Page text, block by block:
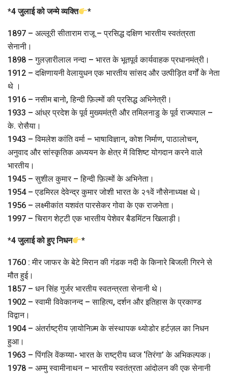
*4 जुलाई को जन्मे व्यक्ति *
1897 – अल्लूरी सीताराम राजू – प्रसिद्ध दक्षिण भारतीय स्वतंत्रता
सेनानी।
1898 – गुलज़ारीलाल नन्दा – भारत के भूतपूर्व कार्यवाहक प्रधानमंत्री।
1912 – दक्षिणायनी वेलायुधन एक भारतीय सांसद और उत्पीड़ित वर्गों के नेता
थे ।
1916 – नसीम बानो, हिन्दी फ़िल्मों की प्रसिद्ध अभिनेत्री।
1933 – आंध्र प्रदेश के पूर्व मुख्यमंत्री और तमिलनाडु के पूर्व राज्यपाल –
के. रोसैया।
1943 – विमलेश कांति वर्मा – भाषाविज्ञान, कोश निर्माण, पाठालोचन,
अनुवाद और सांस्कृतिक अध्ययन के क्षेत्र में विशिष्ट योगदान करने वाले
भारतीय।
1945 – सुशील कुमार – हिन्दी फ़िल्मों के अभिनेता।
1954 – एडमिरल देवेन्द्र कुमार जोशी भारत के २१वें नौसेनाध्यक्ष थे।
1956 – लक्ष्मीकांत यशवंत पारसेकर गोवा के एक राजनेता।
1997 – चिराग शेट्टी एक भारतीय पेशेवर बैडमिंटन खिलाड़ी।
*4 जुलाई को हुए निधन *
1760 : मीर जाफर के बेटे मिरान की गंडक नदी के किनारे बिजली गिरने से
मौत हुई।
1857 – धन सिंह गुर्जर भारतीय स्वतन्त्रता सेनानी थे।
1902 – स्वामी विवेकानन्द – साहित्य, दर्शन और इतिहास के प्रकाण्ड
विद्वान।
1904 – अंतर्राष्ट्रीय ज़ायोनिज़्म के संस्थापक थ्योडोर हर्टज़ल का निधन
हुआ।
1963 – पिंगलि वेंकय्या- भारत के राष्ट्रीय ध्वज ‘तिरंगा’ के अभिकल्पक।
1978 – अम्मु स्वामीनाथन – भारतीय स्वतंत्रता आंदोलन की एक सेनानी